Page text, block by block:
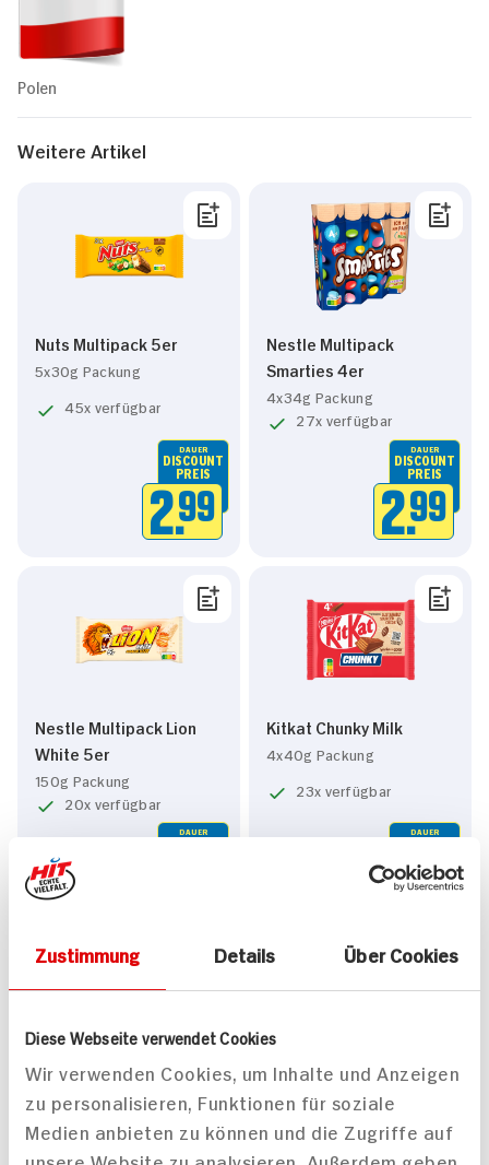
Zustimmung Details Über Cookies
Diese Webseite verwendet Cookies
Wir verwenden Cookies, um Inhalte und Anzeigen
zu personalisieren, Funktionen für soziale
Medien anbieten zu können und die Zugriffe auf
Polen
Weitere Artikel
Nuts Multipack 5er
5x30g Packung
45x verfügbar
DAUER
DISCOUNT
PREIS
2.99
Nestle Multipack
Smarties 4er
4x34g Packung
27x verfügbar
DAUER
DISCOUNT
PREIS
2.99
Nestle Multipack Lion
White 5er
150g Packung
20x verfügbar
DAUER
DISCOUNT
Kitkat Chunky Milk
4x40g Packung
23x verfügbar
DAUER
DISCOUNT
2.99
Kitkat Chunky White
4x40g Packung
Nestle Multipack Lion
Peanut 5er